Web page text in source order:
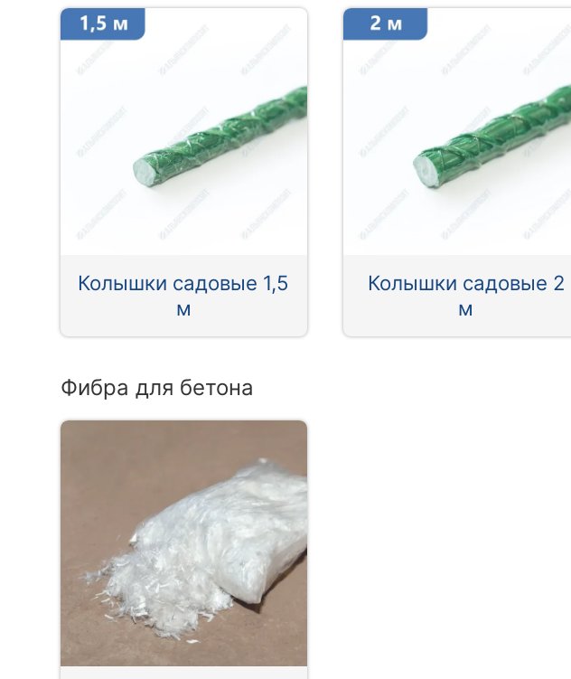
Колышки садовые 1,5
м
Колышки садовые 2
м
Фибра для бетона